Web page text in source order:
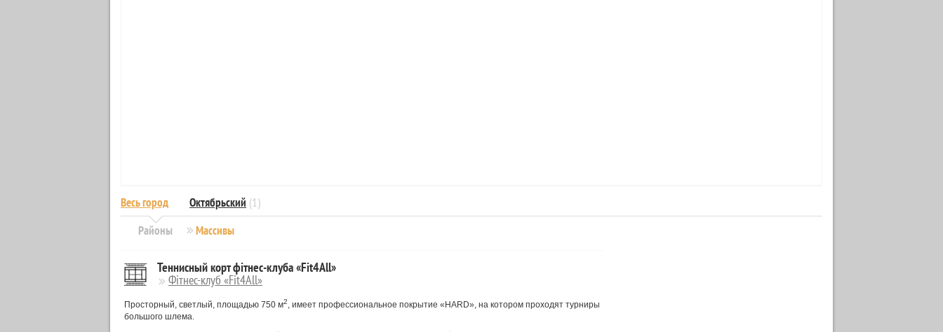
Районы
Весь город Октябрьский (1)
Массивы
Теннисный корт фітнес-клуба «Fit4All»
Фітнес-клуб «Fit4All»
Просторный, светлый, площадью 750 м2, имеет профессиональное покрытие «HARD», на котором проходят турниры
большого шлема.